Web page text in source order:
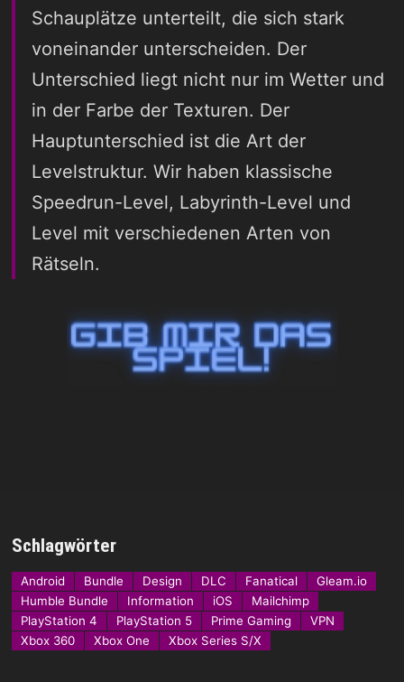
Schauplätze unterteilt, die sich stark
voneinander unterscheiden. Der
Unterschied liegt nicht nur im Wetter und
in der Farbe der Texturen. Der
Hauptunterschied ist die Art der
Levelstruktur. Wir haben klassische
Speedrun-Level, Labyrinth-Level und
Level mit verschiedenen Arten von
Rätseln.
Schlagwörter
Android Bundle Design DLC Fanatical
Gleam.io
Humble Bundle
Information iOS
Mailchimp
PlayStation 4
PlayStation 5 Prime Gaming
VPN
Xbox 360
Xbox One Xbox Series S/X